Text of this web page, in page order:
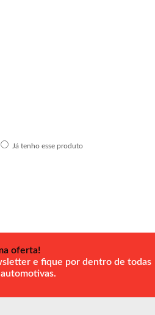
Já tenho esse produto
oferta!
e fique por dentro de todas